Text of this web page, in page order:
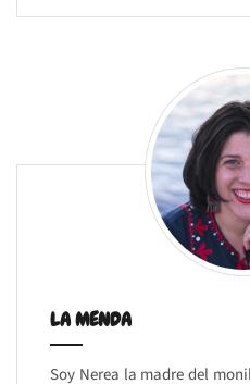
LA MENDA
Soy Nerea la madre del